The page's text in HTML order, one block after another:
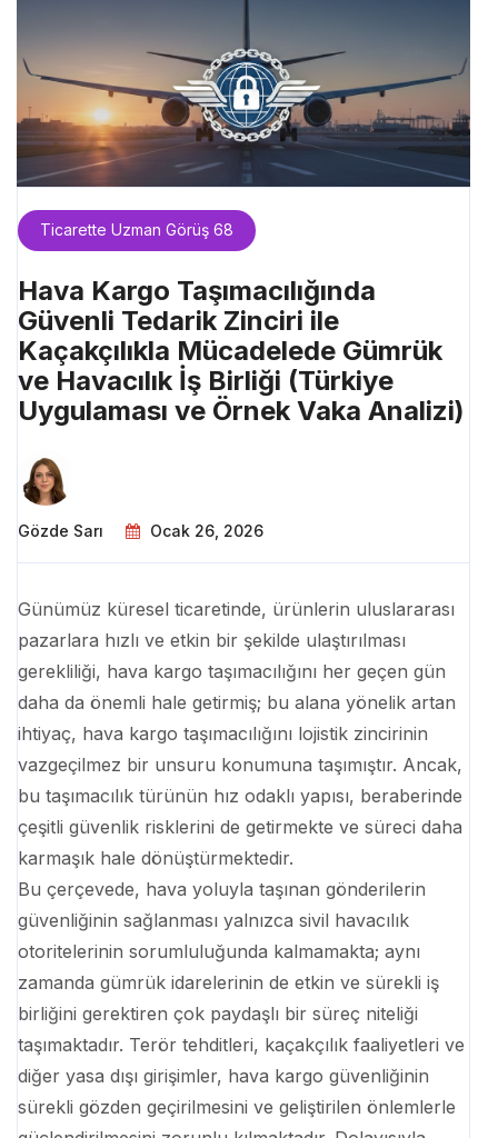
Ticarette Uzman Görüş 68
Hava Kargo Taşımacılığında
Güvenli Tedarik Zinciri ile
Kaçakçılıkla Mücadelede Gümrük
ve Havacılık İş Birliği (Türkiye
Uygulaması ve Örnek Vaka Analizi)
Gözde Sarı Ocak 26, 2026
Günümüz küresel ticaretinde, ürünlerin uluslararası
pazarlara hızlı ve etkin bir şekilde ulaştırılması
gerekliliği, hava kargo taşımacılığını her geçen gün
daha da önemli hale getirmiş; bu alana yönelik artan
ihtiyaç, hava kargo taşımacılığını lojistik zincirinin
vazgeçilmez bir unsuru konumuna taşımıştır. Ancak,
bu taşımacılık türünün hız odaklı yapısı, beraberinde
çeşitli güvenlik risklerini de getirmekte ve süreci daha
karmaşık hale dönüştürmektedir.
Bu çerçevede, hava yoluyla taşınan gönderilerin
güvenliğinin sağlanması yalnızca sivil havacılık
otoritelerinin sorumluluğunda kalmamakta; aynı
zamanda gümrük idarelerinin de etkin ve sürekli iş
birliğini gerektiren çok paydaşlı bir süreç niteliği
taşımaktadır. Terör tehditleri, kaçakçılık faaliyetleri ve
diğer yasa dışı girişimler, hava kargo güvenliğinin
sürekli gözden geçirilmesini ve geliştirilen önlemlerle